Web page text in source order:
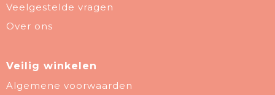
Veelgestelde vragen
Over ons
Veilig winkelen
Algemene voorwaarden